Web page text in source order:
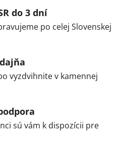
do 3 dní
po celej Slovenskej
vyzdvihnite v kamennej
sú vám k dispozícii pre